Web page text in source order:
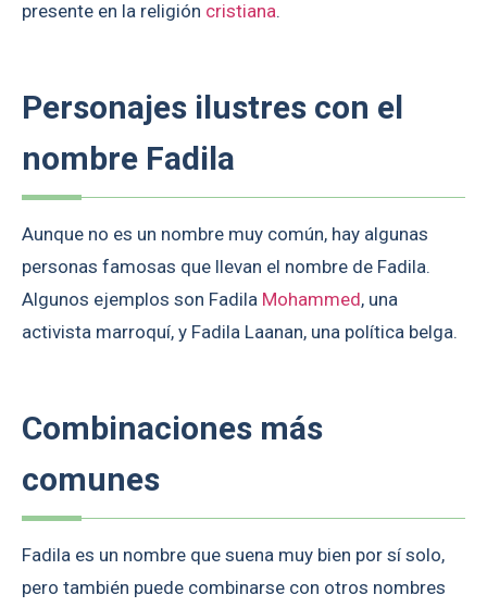
presente en la religión cristiana.
Personajes ilustres con el
nombre Fadila
Aunque no es un nombre muy común, hay algunas
personas famosas que llevan el nombre de Fadila.
Algunos ejemplos son Fadila Mohammed, una
activista marroquí, y Fadila Laanan, una política belga.
Combinaciones más
comunes
Fadila es un nombre que suena muy bien por sí solo,
pero también puede combinarse con otros nombres